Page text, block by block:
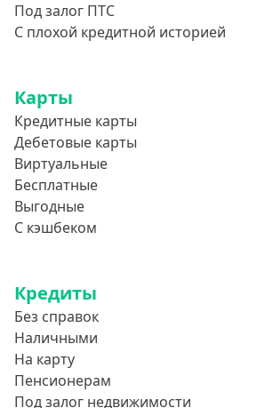
Под залог ПТС
С плохой кредитной историей
Карты
Кредитные карты
Дебетовые карты
Виртуальные
Бесплатные
Выгодные
С кэшбеком
Кредиты
Без справок
Наличными
На карту
Пенсионерам
Под залог недвижимости